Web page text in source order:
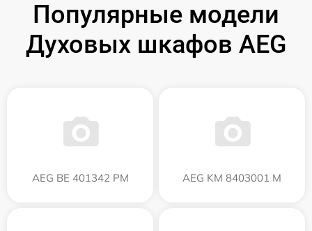
Популярные модели
Духовых шкафов AEG
AEG BE 401342 PM AEG KM 8403001 M